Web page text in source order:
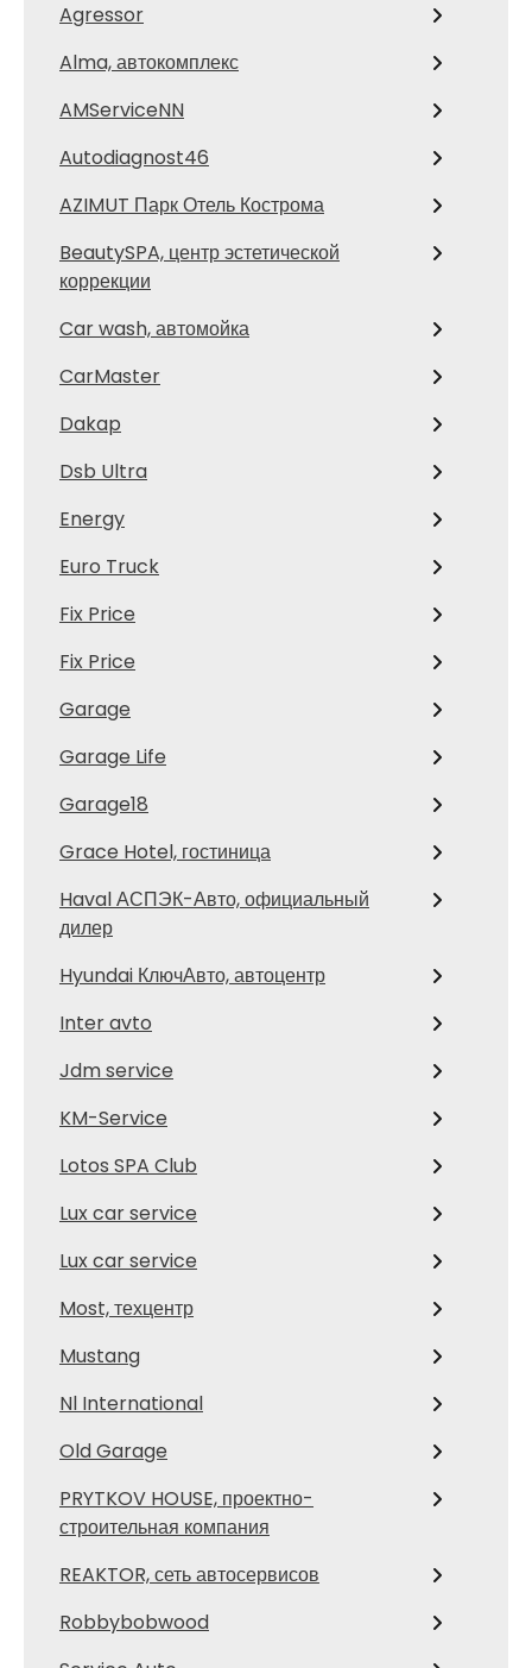
Agressor
Alma, автокомплекс
AMServiceNN
Autodiagnost46
AZIMUT Парк Отель Кострома
BeautySPA, центр эстетической
коррекции
Car wash, автомойка
CarMaster
Dakap
Dsb Ultra
Energy
Euro Truck
Fix Price
Fix Price
Garage
Garage Life
Garage18
Grace Hotel, гостиница
Haval АСПЭК-Авто, официальный
дилер
Hyundai КлючАвто, автоцентр
Inter avto
Jdm service
KM-Service
Lotos SPA Club
Lux car service
Lux car service
Most, техцентр
Mustang
Nl International
Old Garage
PRYTKOV HOUSE, проектно-
строительная компания
REAKTOR, сеть автосервисов
Robbybobwood